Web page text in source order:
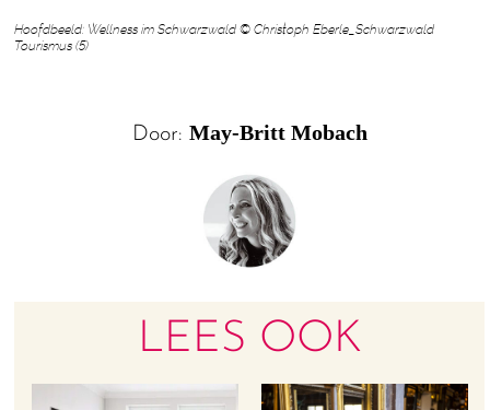
Hoofdbeeld: Wellness im Schwarzwald © Christoph Eberle_Schwarzwald
Tourismus (5)
Door: May-Britt Mobach
LEES OOK